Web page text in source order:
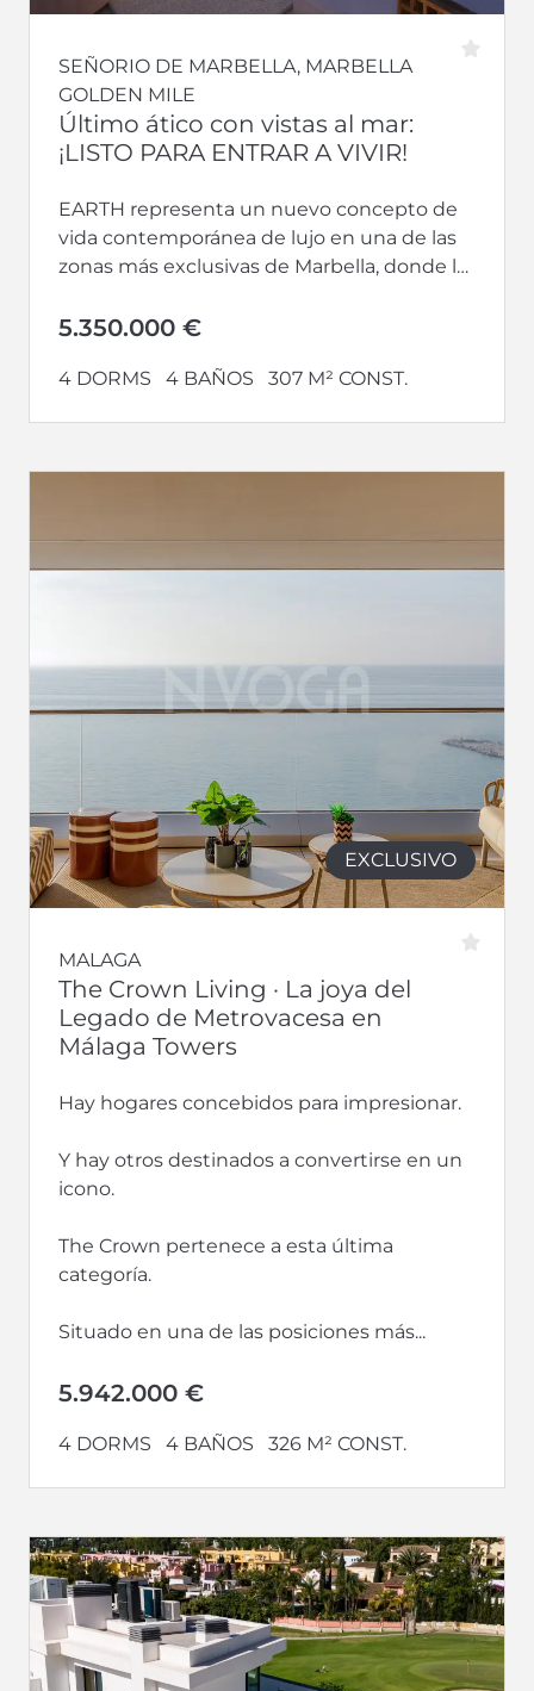
SEÑORIO DE MARBELLA, MARBELLA
GOLDEN MILE
Último ático con vistas al mar:
¡LISTO PARA ENTRAR A VIVIR!
EARTH representa un nuevo concepto de
vida contemporánea de lujo en una de las
zonas más exclusivas de Marbella, donde la
5.350.000 €
4 DORMS 4 BAÑOS 307 M² CONST.
EXCLUSIVO
MALAGA
The Crown Living · La joya del
Legado de Metrovacesa en
Málaga Towers
Hay hogares concebidos para impresionar.
Y hay otros destinados a convertirse en un
icono.
The Crown pertenece a esta última
categoría.
Situado en una de las posiciones más...
5.942.000 €
4 DORMS 4 BAÑOS 326 M² CONST.